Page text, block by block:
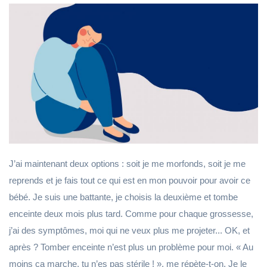
J’ai maintenant deux options : soit je me morfonds, soit je me
reprends et je fais tout ce qui est en mon pouvoir pour avoir ce
bébé. Je suis une battante, je choisis la deuxième et tombe
enceinte deux mois plus tard. Comme pour chaque grossesse,
j’ai des symptômes, moi qui ne veux plus me projeter... OK, et
après ? Tomber enceinte n’est plus un problème pour moi. « Au
moins ça marche, tu n’es pas stérile ! », me répète-t-on. Je le